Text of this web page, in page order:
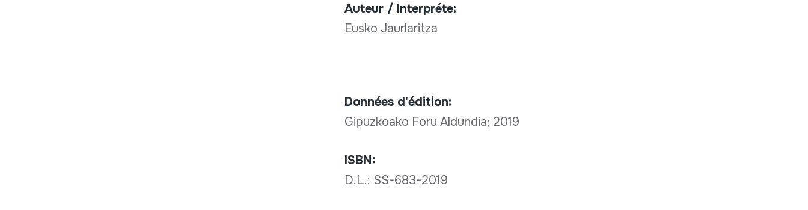
Auteur / Interpréte:
Eusko Jaurlaritza
Données d'édition:
Gipuzkoako Foru Aldundia; 2019
ISBN:
D.L.: SS-683-2019